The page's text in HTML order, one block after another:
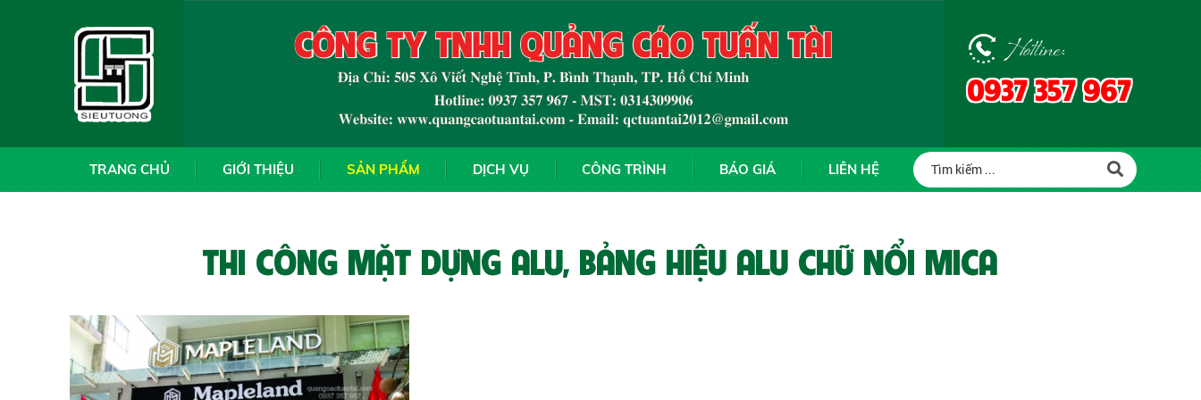
Hotline:
0937 357 967
TRANG CHỦ GIỚI THIỆU SẢN PHẨM DỊCH VỤ CÔNG TRÌNH BÁO GIÁ LIÊN HỆ
THI CÔNG MẶT DỰNG ALU, BẢNG HIỆU ALU CHỮ NỔI MICA